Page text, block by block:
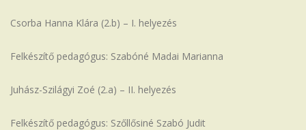
Csorba Hanna Klára (2.b) – I. helyezés
Felkészítő pedagógus: Szabóné Madai Marianna
Juhász-Szilágyi Zoé (2.a) – II. helyezés
Felkészítő pedagógus: Szőllősiné Szabó Judit